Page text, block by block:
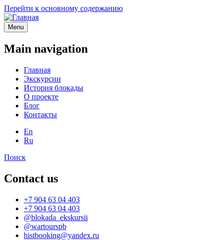
Перейти к основному содержанию
Menu
Main navigation
Главная
Экскурсии
История блокады
О проекте
Блог
Контакты
En
Ru
Поиск
Contact us
+7 904 63 04 403
+7 904 63 04 403
@blokada_ekskursii
@wartourspb
histbooking@yandex.ru